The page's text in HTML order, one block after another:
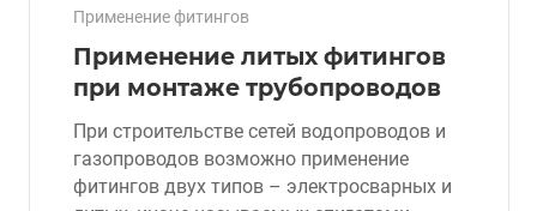
Применение фитингов
Применение литых фитингов
при монтаже трубопроводов
При строительстве сетей водопроводов и
газопроводов возможно применение
фитингов двух типов – электросварных и